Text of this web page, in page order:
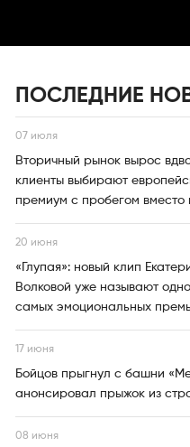
ПОСЛЕДНИЕ
07 июля
Вторичный рынок вырос
клиенты выбирают
премиум с пробегом вместо
20 июня
«Глупая»: новый клип
Волковой уже называют
самых эмоциональных
17 июня
Бойцов прыгнул с башни
анонсировал прыжок из
08 июня